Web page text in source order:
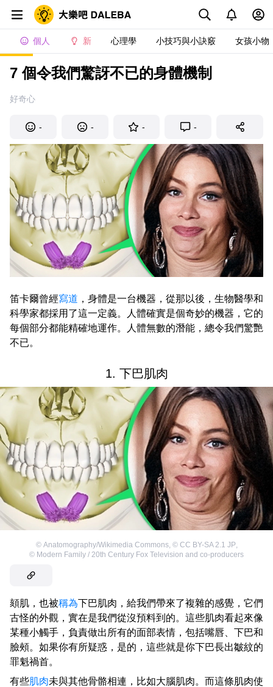
個人 新 心理學 小技巧與小訣竅 女孩小物
7 個令我們驚訝不已的身體機制
好奇心
- - - -
笛卡爾曾經寫道 ，身體是一台機器，從那以後，生物醫學和
科學家都採用了這一定義。人體確實是個奇妙的機器，它的
每個部分都能精確地運作。人體無數的潛能，總令我們驚艷
不已。
1. 下巴肌肉
© Anatomography/Wikimedia Commons, © CC BY-SA 2.1 JP,
© Modern Family / 20th Century Fox Television and co-producers
頦肌，也被稱為下巴肌肉，給我們帶來了複雜的感覺，它們
古怪的外觀，實在是我們從沒預料到的。這些肌肉看起來像
某種小觸手，負責做出所有的面部表情，包括嘴唇、下巴和
臉頰。如果你有所疑惑，是的，這些就是你下巴長出皺紋的
罪魁禍首。
有些肌肉未與其他骨骼相連，比如大腦肌肉。而這條肌肉使